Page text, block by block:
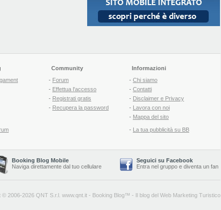
Community
- Forum
- Effettua l'accesso
- Registrati gratis
- Recupera la password
Informazioni
- Chi siamo
- Contatti
- Disclaimer e Privacy
- Lavora con noi
- Mappa del sito
- La tua pubblicità su BB
Booking Blog Mobile
Naviga direttamente dal tuo cellulare
Seguici su Facebook
Entra nel gruppo e diventa un fan
© 2006-2026 QNT S.r.l. www.qnt.it - Booking Blog™ - Il blog del Web Marketing Turistico